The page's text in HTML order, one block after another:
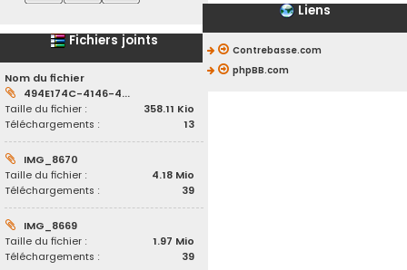
Fichiers joints
Nom du fichier
494E174C-4146-4...
Taille du fichier :
358.11 Kio
Téléchargements :
13
IMG_8670
Taille du fichier :
4.18 Mio
Téléchargements :
39
IMG_8669
Taille du fichier :
1.97 Mio
Téléchargements :
39
Liens
Contrebasse.com
phpBB.com